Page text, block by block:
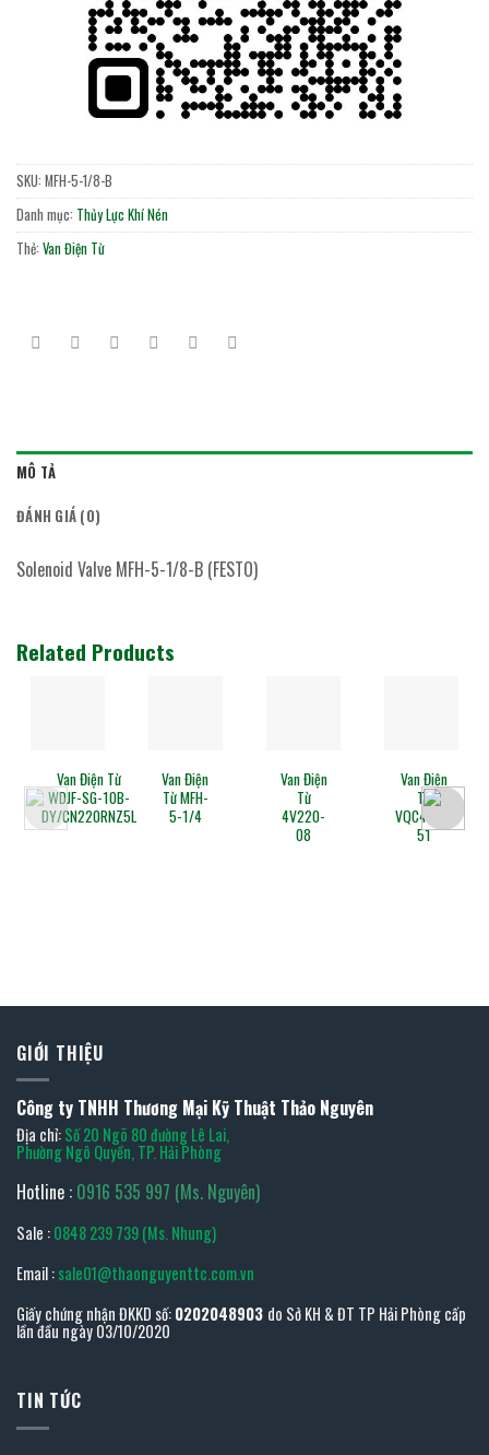
SKU: MFH-5-1/8-B
Danh mục: Thủy Lực Khí Nén
Thẻ: Van Điện Từ
MÔ TẢ
ĐÁNH GIÁ (0)
Solenoid Valve MFH-5-1/8-B (FESTO)
Related Products
SG-10B-
Van Điện
Từ MFH-
5-1/4
VUVG-
L18-
GIỚI THIỆU
Công ty TNHH Thương Mại Kỹ Thuật Thảo Nguyên
Địa chỉ:Số 20 Ngõ 80 đường Lê Lai,
Phường Ngô Quyền, TP. Hải Phòng
Hotline : 0916 535 997 (Ms. Nguyên)
Sale :0848 239 739 (Ms. Nhung)
Email :sale01@thaonguyenttc.com.vn
Giấy chứng nhận ĐKKD số:0202048903 do Sở KH & ĐT TP Hải Phòng cấp
lần đầu ngày 03/10/2020
TIN TỨC